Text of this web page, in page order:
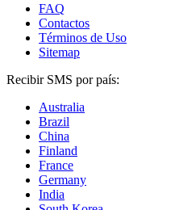
FAQ
Contactos
Términos de Uso
Sitemap
Recibir SMS por país:
Australia
Brazil
China
Finland
France
Germany
India